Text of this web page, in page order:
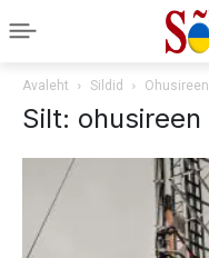
Avaleht Sildid Ohusireen
Silt: ohusireen